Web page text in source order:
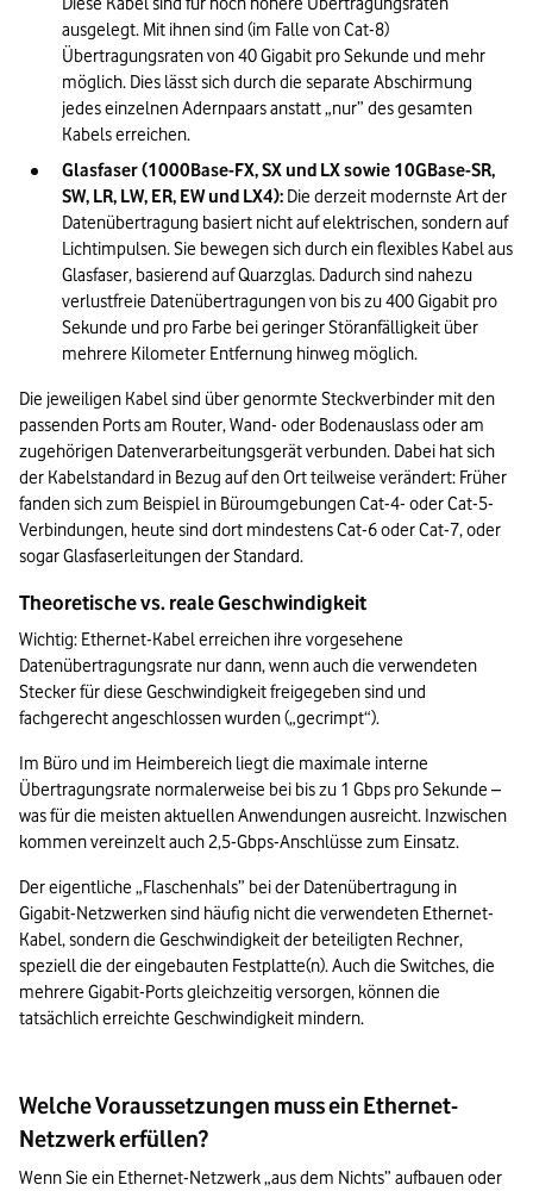
ausgelegt. Mit ihnen sind (im Falle von Cat-8)
Übertragungsraten von 40 Gigabit pro Sekunde und mehr
möglich. Dies lässt sich durch die separate Abschirmung
jedes einzelnen Adernpaars anstatt „nur” des gesamten
Kabels erreichen.
Glasfaser (1000Base-FX, SX und LX sowie 10GBase-SR,
SW, LR, LW, ER, EW und LX4): Die derzeit modernste Art der
Datenübertragung basiert nicht auf elektrischen, sondern auf
Lichtimpulsen. Sie bewegen sich durch ein flexibles Kabel aus
Glasfaser, basierend auf Quarzglas. Dadurch sind nahezu
verlustfreie Datenübertragungen von bis zu 400 Gigabit pro
Sekunde und pro Farbe bei geringer Störanfälligkeit über
mehrere Kilometer Entfernung hinweg möglich.
Die jeweiligen Kabel sind über genormte Steckverbinder mit den
passenden Ports am Router, Wand- oder Bodenauslass oder am
zugehörigen Datenverarbeitungsgerät verbunden. Dabei hat sich
der Kabelstandard in Bezug auf den Ort teilweise verändert: Früher
fanden sich zum Beispiel in Büroumgebungen Cat-4- oder Cat-5-
Verbindungen, heute sind dort mindestens Cat-6 oder Cat-7, oder
sogar Glasfaserleitungen der Standard.
Theoretische vs. reale Geschwindigkeit
Wichtig: Ethernet-Kabel erreichen ihre vorgesehene
Datenübertragungsrate nur dann, wenn auch die verwendeten
Stecker für diese Geschwindigkeit freigegeben sind und
fachgerecht angeschlossen wurden („gecrimpt“).
Im Büro und im Heimbereich liegt die maximale interne
Übertragungsrate normalerweise bei bis zu 1 Gbps pro Sekunde –
was für die meisten aktuellen Anwendungen ausreicht. Inzwischen
kommen vereinzelt auch 2,5-Gbps-Anschlüsse zum Einsatz.
Der eigentliche „Flaschenhals” bei der Datenübertragung in
Gigabit-Netzwerken sind häufig nicht die verwendeten Ethernet-
Kabel, sondern die Geschwindigkeit der beteiligten Rechner,
speziell die der eingebauten Festplatte(n). Auch die Switches, die
mehrere Gigabit-Ports gleichzeitig versorgen, können die
tatsächlich erreichte Geschwindigkeit mindern.
Welche Voraussetzungen muss ein Ethernet-
Netzwerk erfüllen?
Wenn Sie ein Ethernet-Netzwerk „aus dem Nichts” aufbauen oder